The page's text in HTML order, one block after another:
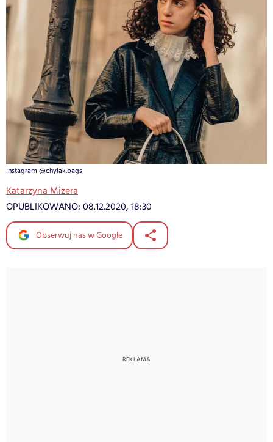
Instagram @chylak.bags
Katarzyna Mizera
OPUBLIKOWANO: 08.12.2020, 18:30
Obserwuj nas w Google